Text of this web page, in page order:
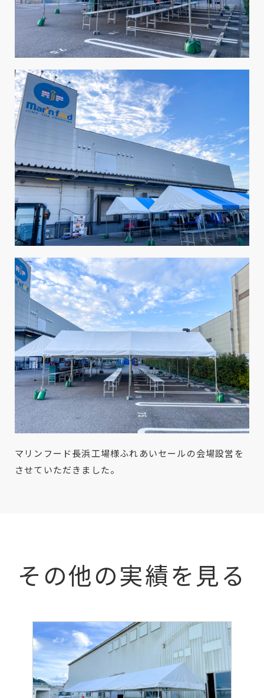
マリンフード長浜工場様ふれあいセールの会場設営を
させていただきました。
その他の実績を見る